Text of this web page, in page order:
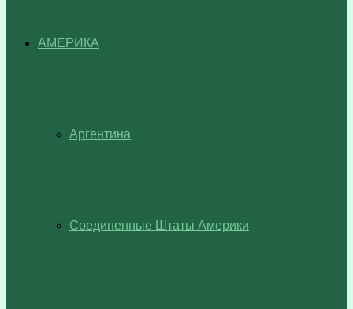
АМЕРИКА
Аргентина
Соединенные Штаты Америки